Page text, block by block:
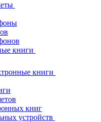
книги
книги
книг
устройств